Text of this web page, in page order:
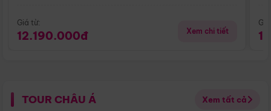
Giá từ:
12.190.000đ Xem chi tiết
TOUR CHÂU Á Xem tất cả
Điểm nổi bật